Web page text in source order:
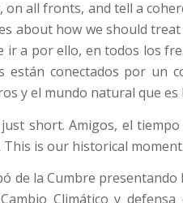
on all fronts, and tell a
about how we should
ir a por ello, en todos los
están conectados por un
y el mundo natural que es
short. Amigos, el
is our historical
de la Cumbre
Climático y